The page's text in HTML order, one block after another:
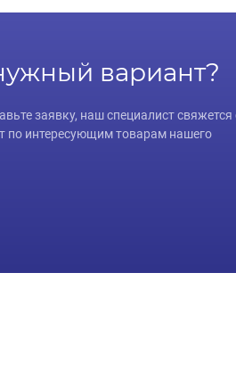
вариант?
заявку, наш специалист свяжется
по интересующим товарам нашего